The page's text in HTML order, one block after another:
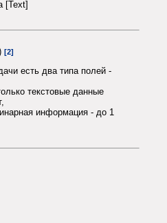
[Text]
[2]
есть два типа полей -
текстовые данные
информация - до 1